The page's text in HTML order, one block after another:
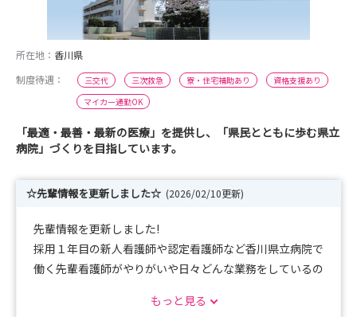
所在地： 香川県
制度待遇：
三交代 三次救急 寮・住宅補助あり
資格支援あり
マイカー通勤OK
「最適・最善・最新の医療」を提供し、「県民とともに歩む県立
病院」づくりを目指しています。
☆先輩情報を更新しました☆ (2026/02/10更新)
先輩情報を更新しました!
採用１年目の新人看護師や認定看護師など香川県立病院で
働く先輩看護師がやりがいや日々どんな業務をしているの
もっと見る